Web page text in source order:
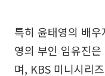
특히 윤태영의 배
영의 부인 임유진
며, KBS 미니시리